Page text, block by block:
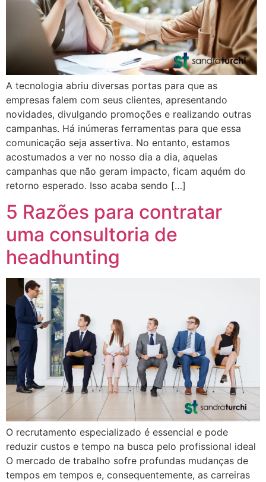
A tecnologia abriu diversas portas para que as
empresas falem com seus clientes, apresentando
novidades, divulgando promoções e realizando outras
campanhas. Há inúmeras ferramentas para que essa
comunicação seja assertiva. No entanto, estamos
acostumados a ver no nosso dia a dia, aquelas
campanhas que não geram impacto, ficam aquém do
retorno esperado. Isso acaba sendo […]
5 Razões para contratar
uma consultoria de
headhunting
O recrutamento especializado é essencial e pode
reduzir custos e tempo na busca pelo profissional ideal
O mercado de trabalho sofre profundas mudanças de
tempos em tempos e, consequentemente, as carreiras